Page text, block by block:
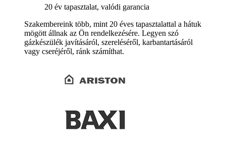
20 év tapasztalat, valódi garancia
Szakembereink több, mint 20 éves tapasztalattal a hátuk
mögött állnak az Ön rendelkezésére. Legyen szó
gázkészülék javításáról, szereléséről, karbantartásáról
vagy cseréjéről, ránk számíthat.